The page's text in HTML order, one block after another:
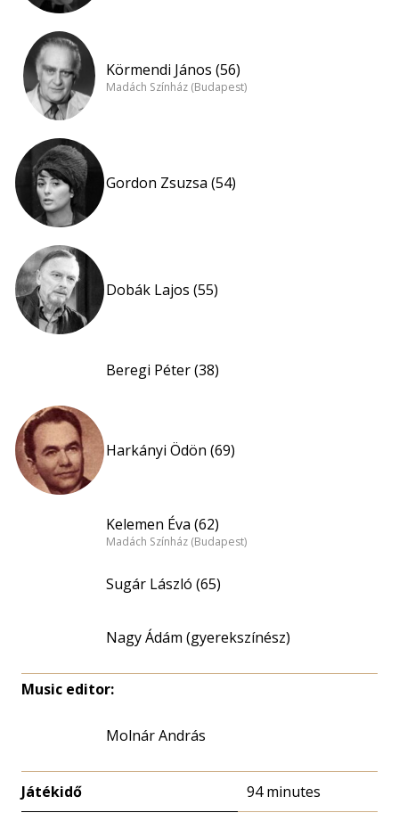
Körmendi János (56)
Madách Színház (Budapest)
Gordon Zsuzsa (54)
Dobák Lajos (55)
Beregi Péter (38)
Harkányi Ödön (69)
Kelemen Éva (62)
Madách Színház (Budapest)
Sugár László (65)
Nagy Ádám (gyerekszínész)
Music editor:
Molnár András
Játékidő 94 minutes